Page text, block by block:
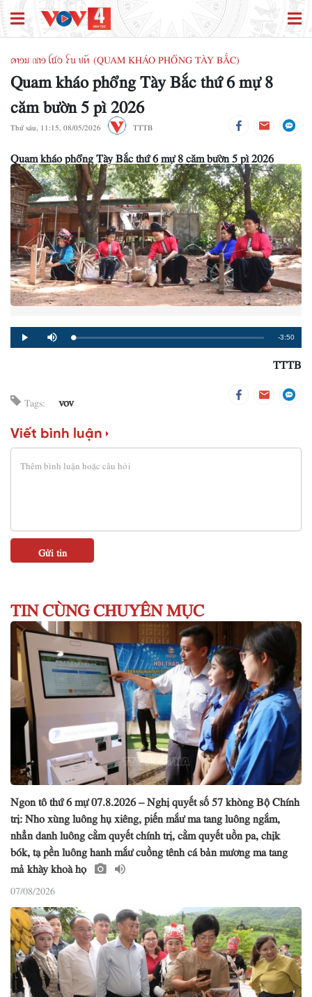
ꪁꪱꪫꪣ ꪄꪱꪫ ꪶꪠꪉ ꪼꪕ ꪚꪀꪰ (QUAM KHÁO PHỔNG TÀY BẮC)
Quam kháo phổng Tày Bắc thứ 6 mự 8
căm bườn 5 pì 2026
Thứ sáu, 11:15, 08/05/2026 TTTB
Quam kháo phổng Tày Bắc thứ 6 mự 8 căm bườn 5 pì 2026
Play Mute Loaded:
0%
Progress:
0%
Remaining
-3:50
TTTB
Tags: vov
Viết bình luận
TIN CÙNG CHUYÊN MỤC
Ngon tô thứ 6 mự 07.8.2026 – Nghị quyết số 57 khòng Bộ Chính
trị: Nho xùng luông hụ xiêng, piến mắư ma tang luông ngắm,
nhẳn danh luông cằm quyết chính trị, cằm quyết uồn pa, chịk
bók, tạ pền luông hanh mắư cuồng tênh cá bản mương ma tang
mả khày khoà họ
07/08/2026